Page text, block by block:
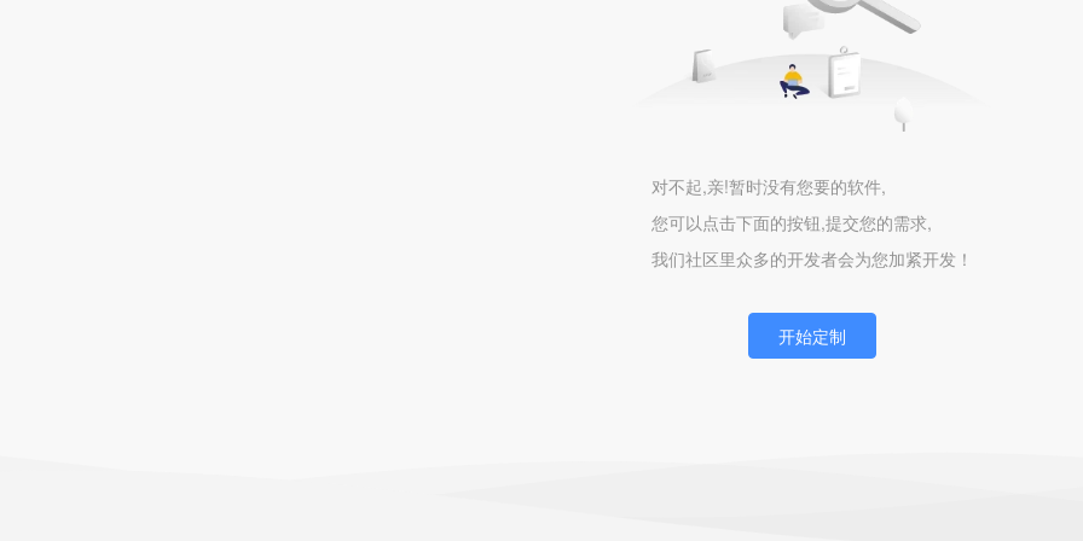
对不起,亲!暂时没有您要的软件,
您可以点击下面的按钮,提交您的需求,
我们社区里众多的开发者会为您加紧开发！
开始定制